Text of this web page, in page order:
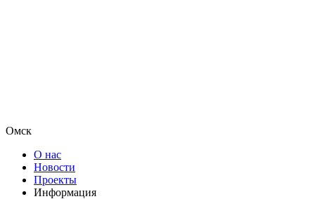
Омск
О нас
Новости
Проекты
Информация